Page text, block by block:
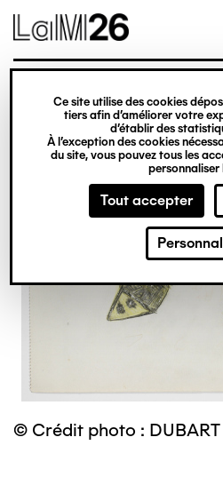
Gestion des cookies
Ce site utilise des cookies
tiers afin d’améliorer votre
d’établir des
À l’exception des cookies
du site, vous pouvez tous les
personnaliser
Tout accepter
contenu
© Crédit photo :